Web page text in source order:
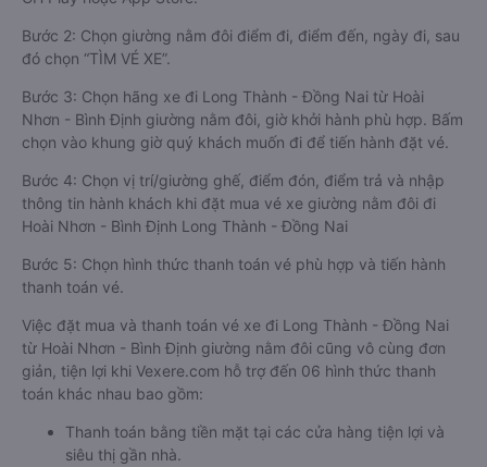
Bước 2: Chọn giường nằm đôi điểm đi, điểm đến, ngày đi, sau
đó chọn “TÌM VÉ XE”.
Bước 3: Chọn hãng xe đi Long Thành - Đồng Nai từ Hoài
Nhơn - Bình Định giường nằm đôi, giờ khởi hành phù hợp. Bấm
chọn vào khung giờ quý khách muốn đi để tiến hành đặt vé.
Bước 4: Chọn vị trí/giường ghế, điểm đón, điểm trả và nhập
thông tin hành khách khi đặt mua vé xe giường nằm đôi đi
Hoài Nhơn - Bình Định Long Thành - Đồng Nai
Bước 5: Chọn hình thức thanh toán vé phù hợp và tiến hành
thanh toán vé.
Việc đặt mua và thanh toán vé xe đi Long Thành - Đồng Nai
từ Hoài Nhơn - Bình Định giường nằm đôi cũng vô cùng đơn
giản, tiện lợi khi Vexere.com hỗ trợ đến 06 hình thức thanh
toán khác nhau bao gồm:
Thanh toán bằng tiền mặt tại các cửa hàng tiện lợi và
siêu thị gần nhà.